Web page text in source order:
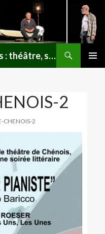
Compagnie Les Uns, Les Unes : théâtre, spectacles, lectures publiques en Lorraine
2
CHENOIS-2